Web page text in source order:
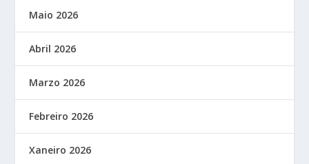
Maio 2026
Abril 2026
Marzo 2026
Febreiro 2026
Xaneiro 2026